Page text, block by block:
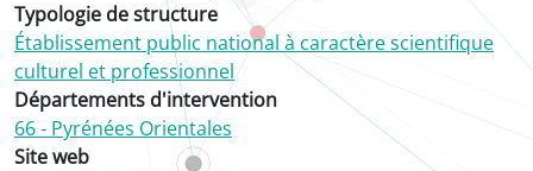
Typologie de structure
Établissement public national à caractère scientifique
culturel et professionnel
Départements d'intervention
66 - Pyrénées Orientales
Site web